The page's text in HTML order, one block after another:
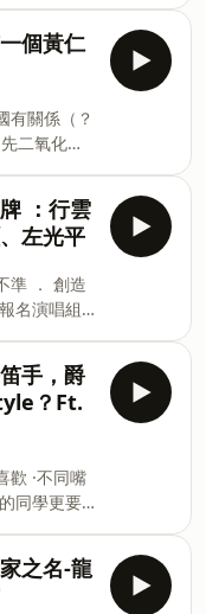
Hosting p
thats-
個黃仁
有關係（？
二氧化碳
events/d7181afb
：行雲
左光平
造
人期待的
📍
post/
手，爵
？Ft.
嘴
之名-龍